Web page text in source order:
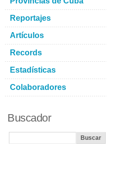
Reportajes
Artículos
Records
Estadísticas
Colaboradores
Buscador